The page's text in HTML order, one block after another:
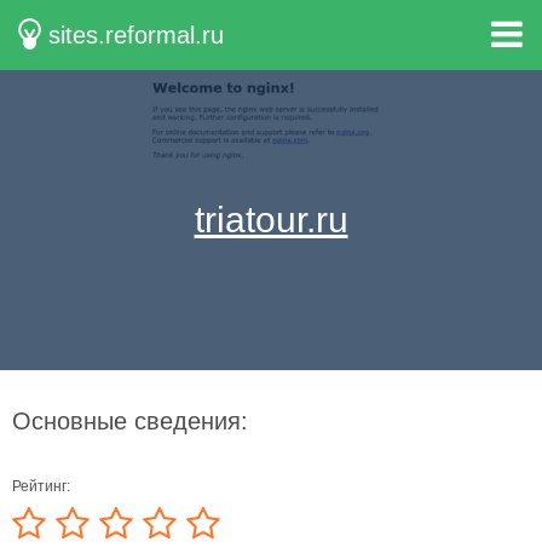
sites.reformal.ru
triatour.ru
Основные сведения:
Рейтинг: